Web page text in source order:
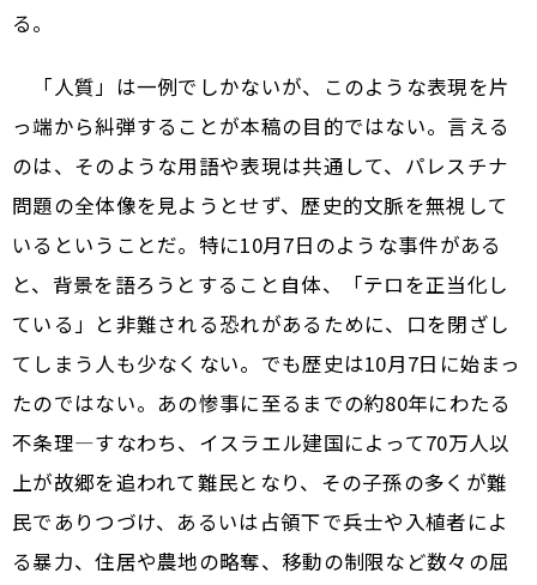
る。
「人質」は一例でしかないが、このような表現を片
っ端から糾弾することが本稿の目的ではない。言える
のは、そのような用語や表現は共通して、パレスチナ
問題の全体像を見ようとせず、歴史的文脈を無視して
いるということだ。特に10月7日のような事件がある
と、背景を語ろうとすること自体、「テロを正当化し
ている」と非難される恐れがあるために、口を閉ざし
てしまう人も少なくない。でも歴史は10月7日に始まっ
たのではない。あの惨事に至るまでの約80年にわたる
不条理―すなわち、イスラエル建国によって70万人以
上が故郷を追われて難民となり、その子孫の多くが難
民でありつづけ、あるいは占領下で兵士や入植者によ
る暴力、住居や農地の略奪、移動の制限など数々の屈